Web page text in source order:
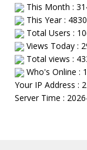
This Month :
This Year :
Total Users :
Views Today :
Total views :
Who's Online :
Your IP Address :
Server Time :